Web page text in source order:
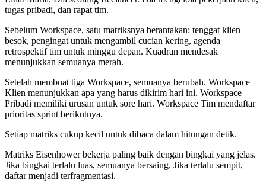
tugas pribadi, dan rapat tim.
Sebelum Workspace, satu matriksnya berantakan: tenggat klien
besok, pengingat untuk mengambil cucian kering, agenda
retrospektif tim untuk minggu depan. Kuadran mendesak
menunjukkan semuanya merah.
Setelah membuat tiga Workspace, semuanya berubah. Workspace
Klien menunjukkan apa yang harus dikirim hari ini. Workspace
Pribadi memiliki urusan untuk sore hari. Workspace Tim mendaftar
prioritas sprint berikutnya.
Setiap matriks cukup kecil untuk dibaca dalam hitungan detik.
Matriks Eisenhower bekerja paling baik dengan bingkai yang jelas.
Jika bingkai terlalu luas, semuanya bersaing. Jika terlalu sempit,
daftar menjadi terfragmentasi.